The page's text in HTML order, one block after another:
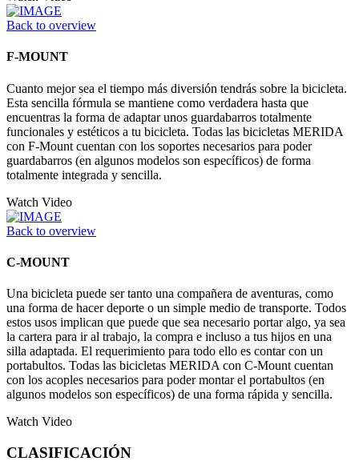
Back to overview
F-MOUNT
Cuanto mejor sea el tiempo más diversión tendrás sobre la bicicleta.
Esta sencilla fórmula se mantiene como verdadera hasta que
encuentras la forma de adaptar unos guardabarros totalmente
funcionales y estéticos a tu bicicleta. Todas las bicicletas MERIDA
con F-Mount cuentan con los soportes necesarios para poder
guardabarros (en algunos modelos son específicos) de forma
totalmente integrada y sencilla.
Watch Video
Back to overview
C-MOUNT
Una bicicleta puede ser tanto una compañera de aventuras, como
una forma de hacer deporte o un simple medio de transporte. Todos
estos usos implican que puede que sea necesario portar algo, ya sea
la cartera para ir al trabajo, la compra e incluso a tus hijos en una
silla adaptada. El requerimiento para todo ello es contar con un
portabultos. Todas las bicicletas MERIDA con C-Mount cuentan
con los acoples necesarios para poder montar el portabultos (en
algunos modelos son específicos) de una forma rápida y sencilla.
Watch Video
CLASIFICACIÓN